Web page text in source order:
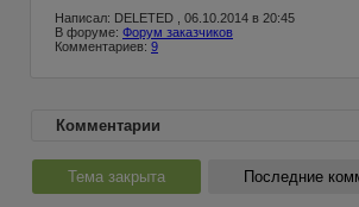
Написал: DELETED , 06.10.2014 в 20:45
В форуме: Форум заказчиков
Комментариев: 9
Комментарии
Тема закрыта Последние